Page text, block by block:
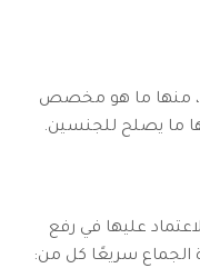
منها ما هو مخصص
ما يصلح للجنسين.
عليها في رفع
الجماع سريعًا كل من: